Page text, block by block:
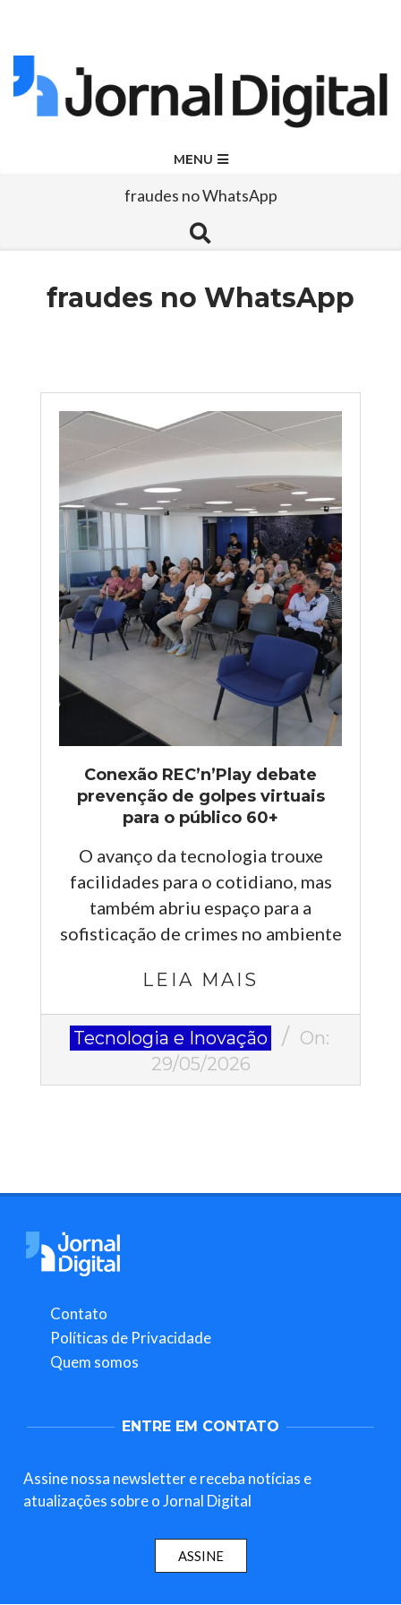
Skip
to
Jornal
Digital
MENU
fraudes no WhatsApp
Search
fraudes no WhatsApp
Conexão REC’n’Play debate
prevenção de golpes virtuais
para o público 60+
O avanço da tecnologia trouxe
facilidades para o cotidiano, mas
também abriu espaço para a
sofisticação de crimes no ambiente
LEIA MAIS
2026-
Tecnologia e Inovação
On:
29/05/2026
Contato
Políticas de Privacidade
Quem somos
ENTRE EM CONTATO
Assine nossa newsletter e receba notícias e
atualizações sobre o Jornal Digital
ASSINE